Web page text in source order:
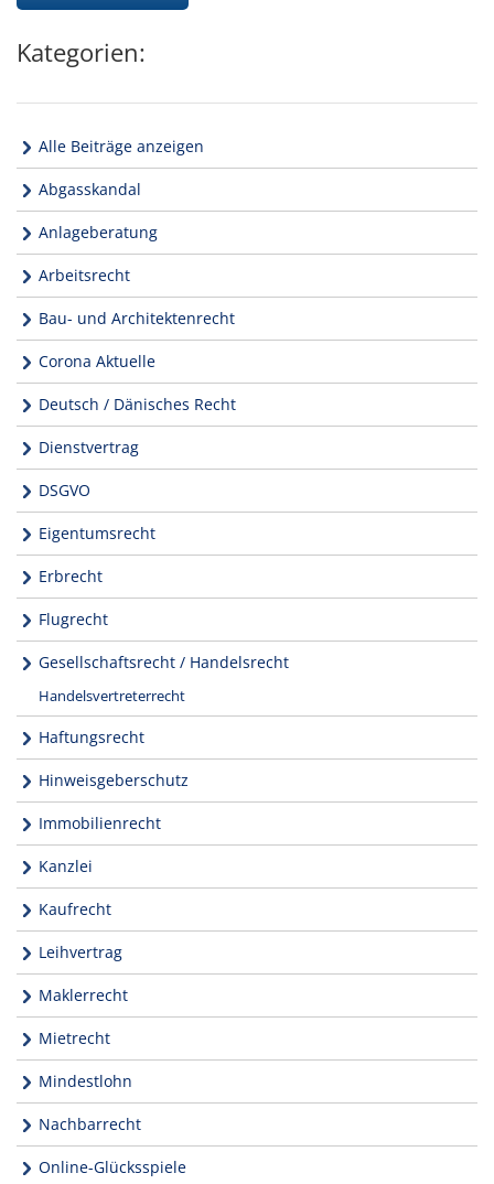
Kategorien:
Alle Beiträge anzeigen
Abgasskandal
Anlageberatung
Arbeitsrecht
Bau- und Architektenrecht
Corona Aktuelle
Deutsch / Dänisches Recht
Dienstvertrag
DSGVO
Eigentumsrecht
Erbrecht
Flugrecht
Gesellschaftsrecht / Handelsrecht
Handelsvertreterrecht
Haftungsrecht
Hinweisgeberschutz
Immobilienrecht
Kanzlei
Kaufrecht
Leihvertrag
Maklerrecht
Mietrecht
Mindestlohn
Nachbarrecht
Online-Glücksspiele